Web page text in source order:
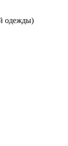
одежды)